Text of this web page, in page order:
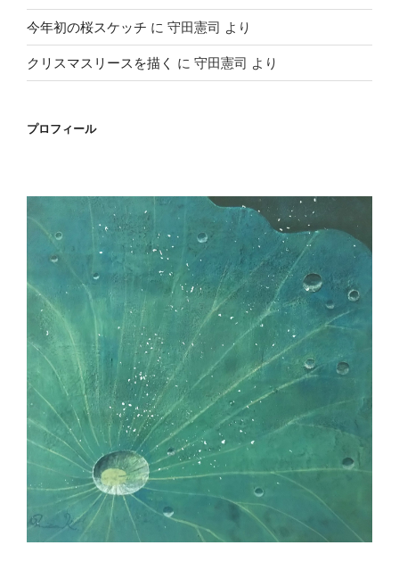
今年初の桜スケッチ に 守田憲司 より
クリスマスリースを描く に 守田憲司 より
プロフィール